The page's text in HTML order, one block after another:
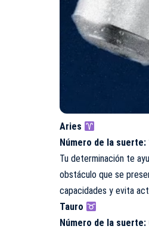
Aries
Número de la suerte:
Tu determinación te
obstáculo que se
capacidades y evita
Tauro
Número de la suerte: